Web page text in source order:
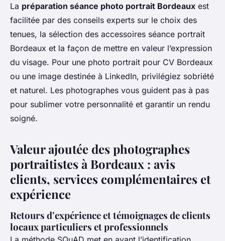
La préparation séance photo portrait Bordeaux est
facilitée par des conseils experts sur le choix des
tenues, la sélection des accessoires séance portrait
Bordeaux et la façon de mettre en valeur l’expression
du visage. Pour une photo portrait pour CV Bordeaux
ou une image destinée à LinkedIn, privilégiez sobriété
et naturel. Les photographes vous guident pas à pas
pour sublimer votre personnalité et garantir un rendu
soigné.
Valeur ajoutée des photographes
portraitistes à Bordeaux : avis
clients, services complémentaires et
expérience
Retours d’expérience et témoignages de clients
locaux particuliers et professionnels